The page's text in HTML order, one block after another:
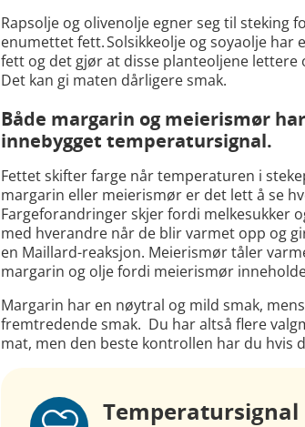
Rapsolje og olivenolje egner seg til steking
enumettet fett. Solsikkeolje og soyaolje
fett og det gjør at disse planteoljene
Det kan gi maten dårligere smak.
Både margarin og meierismør
innebygget temperatursignal.
Fettet skifter farge når temperaturen i
margarin eller meierismør er det lett å se
Fargeforandringer skjer fordi melkesukker
med hverandre når de blir varmet opp og
en Maillard-reaksjon. Meierismør tåler
margarin og olje fordi meierismør
Margarin har en nøytral og mild smak,
fremtredende smak. Du har altså flere
mat, men den beste kontrollen har du hvis
Temperatursignal